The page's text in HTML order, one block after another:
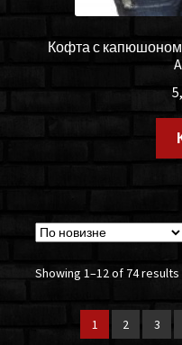
Кофта с капюшоном
Showing 1–12 of 74 results
1 2 3